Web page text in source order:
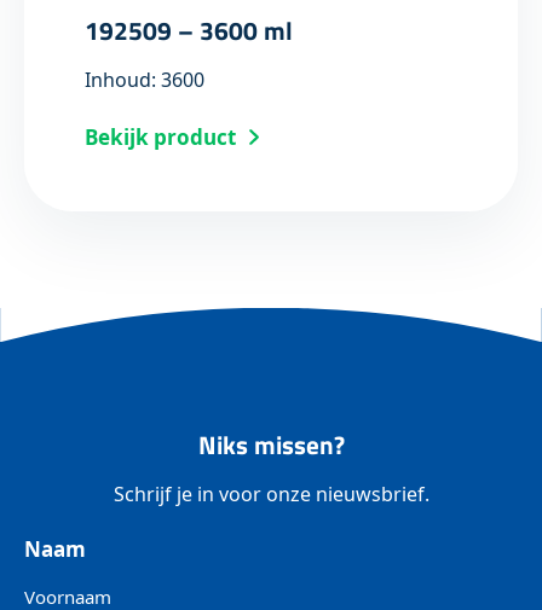
192509 – 3600 ml
Inhoud: 3600
Bekijk product
Niks missen?
Schrijf je in voor onze nieuwsbrief.
Naam
Voornaam